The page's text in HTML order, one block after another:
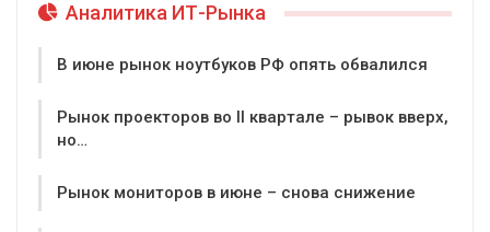
Аналитика ИТ-Рынка
В июне рынок ноутбуков РФ опять обвалился
Рынок проекторов во II квартале – рывок вверх,
но…
Рынок мониторов в июне – снова снижение